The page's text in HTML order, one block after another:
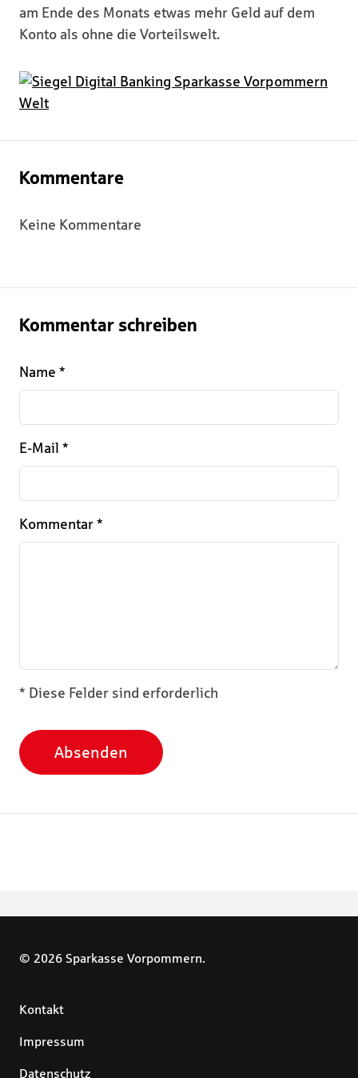
am Ende des Monats etwas mehr Geld auf dem
Konto als ohne die Vorteilswelt.
Kommentare
Keine Kommentare
Kommentar schreiben
Name *
E-Mail *
Kommentar *
* Diese Felder sind erforderlich
Absenden
© 2026 Sparkasse Vorpommern.
Kontakt
Impressum
Datenschutz